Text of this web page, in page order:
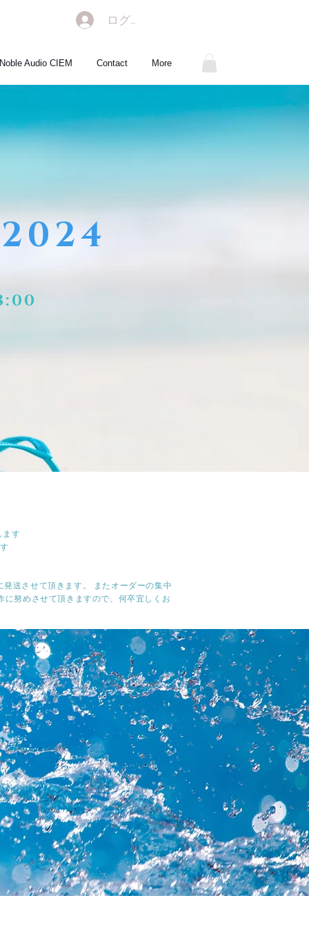
ログイン
ます
送させて頂きます。 またオーダーの集中
努めさせて頂きますので、何卒宜しくお
Audio CIEM Contact More